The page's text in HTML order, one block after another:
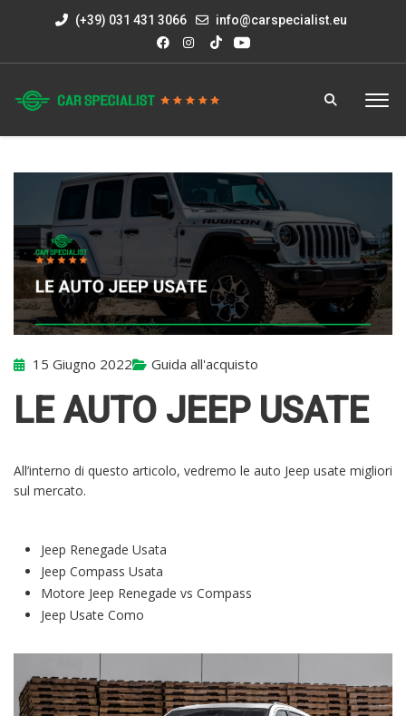
(+39) 031 431 3066 info@carspecialist.eu
15 Giugno 2022 Guida all'acquisto
LE AUTO JEEP USATE
All’interno di questo articolo, vedremo le auto Jeep usate migliori
sul mercato.
Jeep Renegade Usata
Jeep Compass Usata
Motore Jeep Renegade vs Compass
Jeep Usate Como